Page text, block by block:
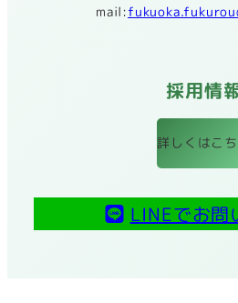
mail:
採用情
詳しくはこ
LINEでお問